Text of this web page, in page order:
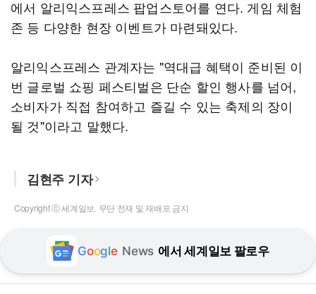
에서 알리익스프레스 팝업스토어를 연다. 게임 체험
존 등 다양한 현장 이벤트가 마련돼있다.
알리익스프레스 관계자는 "역대급 혜택이 준비된 이
번 글로벌 쇼핑 페스티벌은 단순 할인 행사를 넘어,
소비자가 직접 참여하고 즐길 수 있는 축제의 장이
될 것"이라고 말했다.
김현주 기자
Copyright ⓒ 세계일보. 무단 전재 및 재배포 금지
Google News 에서 세계일보 팔로우